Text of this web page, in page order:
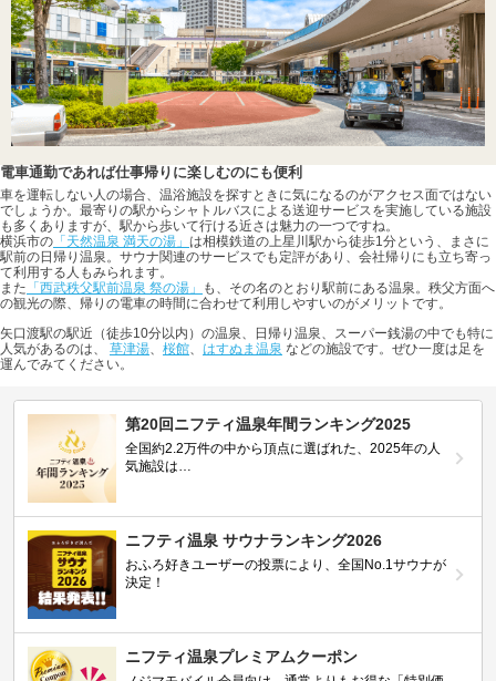
電車通勤であれば仕事帰りに楽しむのにも便利
車を運転しない人の場合、温浴施設を探すときに気になるのがアクセス面ではない
でしょうか。最寄りの駅からシャトルバスによる送迎サービスを実施している施設
も多くありますが、駅から歩いて行ける近さは魅力の一つですね。
横浜市の 「天然温泉 満天の湯」 は相模鉄道の上星川駅から徒歩1分という、まさに
駅前の日帰り温泉。サウナ関連のサービスでも定評があり、会社帰りにも立ち寄っ
て利用する人もみられます。
また 「西武秩父駅前温泉 祭の湯」
も、その名のとおり駅前にある温泉。秩父方面へ
の観光の際、帰りの電車の時間に合わせて利用しやすいのがメリットです。
矢口渡駅の駅近（徒歩10分以内）の温泉、日帰り温泉、スーパー銭湯の中でも特に
人気があるのは、 草津湯、 桜館、 はすぬま温泉 などの施設です。ぜひ一度は足を
運んでみてください。
第20回ニフティ温泉年間ランキング2025
全国約2.2万件の中から頂点に選ばれた、2025年の人
気施設は…
ニフティ温泉 サウナランキング2026
おふろ好きユーザーの投票により、全国No.1サウナが
決定！
ニフティ温泉プレミアムクーポン